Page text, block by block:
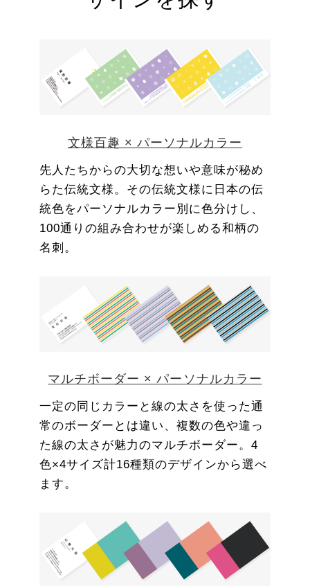
文様百趣 × パーソナルカラー
先人たちからの大切な想いや意味が秘め
らた伝統文様。その伝統文様に日本の伝
統色をパーソナルカラー別に色分けし、
100通りの組み合わせが楽しめる和柄の
名刺。
マルチボーダー × パーソナルカラー
一定の同じカラーと線の太さを使った通
常のボーダーとは違い、複数の色や違っ
た線の太さが魅力のマルチボーダー。4
色×4サイズ計16種類のデザインから選べ
ます。